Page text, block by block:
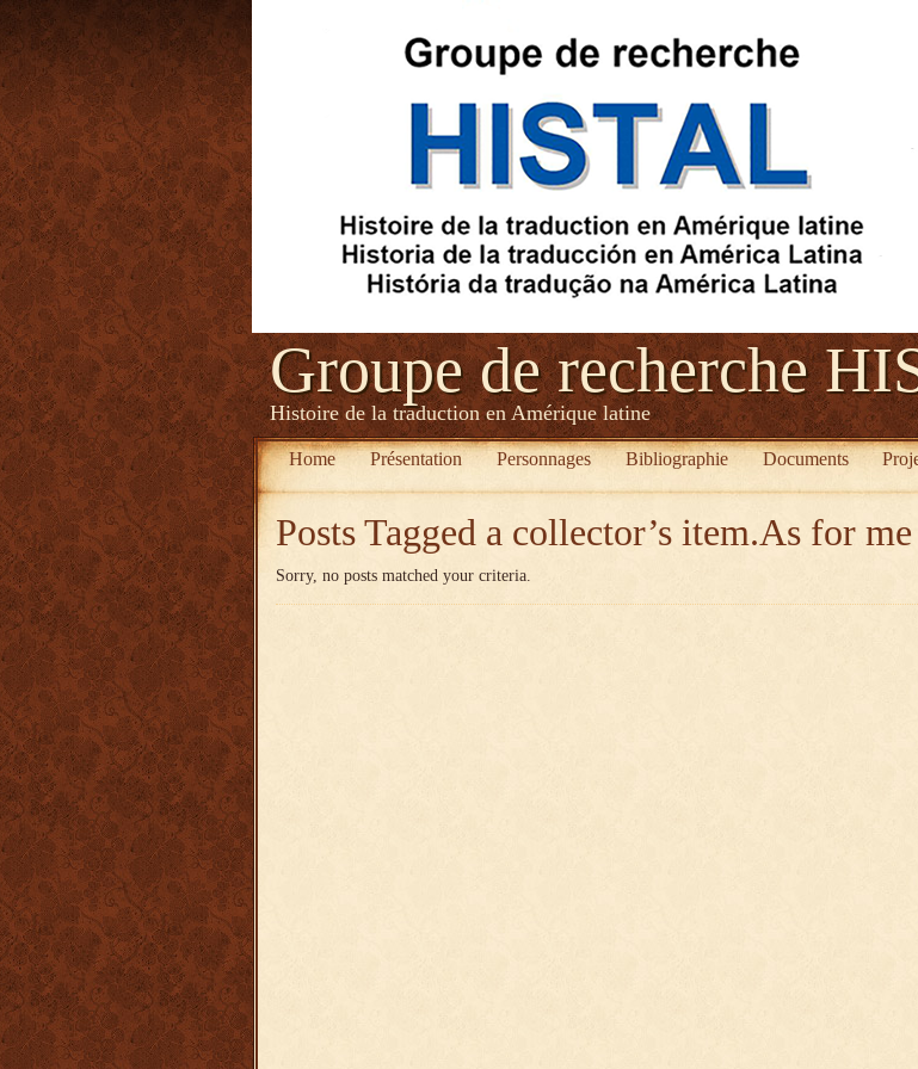
Groupe de recherche
Histoire de la traduction en Amérique latine
Home Présentation Personnages Bibliographie Documents
Posts Tagged a collector’s item.As for me
Sorry, no posts matched your criteria.